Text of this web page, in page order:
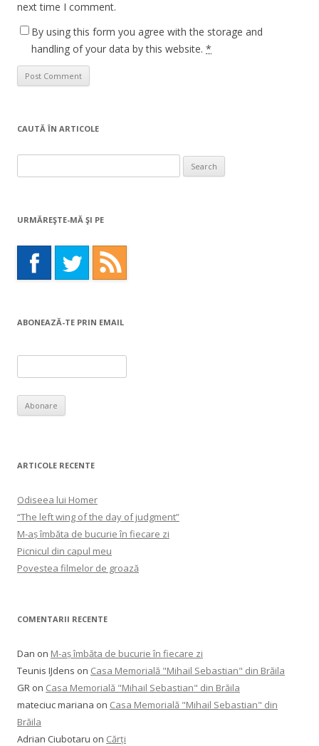
next time I comment.
By using this form you agree with the storage and
handling of your data by this website. *
CAUTĂ ÎN ARTICOLE
for:
URMĂREŞTE-MĂ ŞI PE
ABONEAZĂ-TE PRIN EMAIL
ARTICOLE RECENTE
Odiseea lui Homer
“The left wing of the day of judgment”
M-aș îmbăta de bucurie în fiecare zi
Picnicul din capul meu
Povestea filmelor de groază
COMENTARII RECENTE
Dan on M-aș îmbăta de bucurie în fiecare zi
Teunis IJdens on Casa Memorială "Mihail Sebastian" din Brăila
GR on Casa Memorială "Mihail Sebastian" din Brăila
mateciuc mariana on Casa Memorială "Mihail Sebastian" din
Brăila
Adrian Ciubotaru on Cărți